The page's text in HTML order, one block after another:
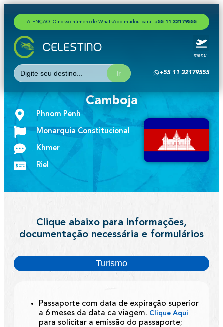
ATENÇÃO: O nosso número de WhatsApp mudou para: + 55 1 1 321 79555
menu
Search
for:
+55 11 32179555
Camboja
Phnom Penh
Monarquia Constitucional
Khmer
Riel
Clique abaixo para informações,
documentação necessária e formulários
Turismo
Passaporte com data de expiração superior
a 6 meses da data da viagem. Clique Aqui
para solicitar a emissão do passaporte;